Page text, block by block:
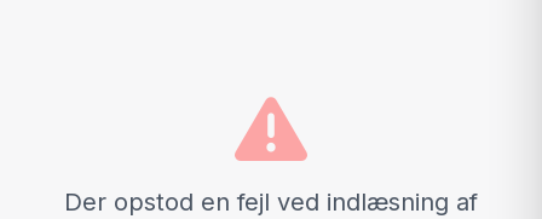
Der opstod en fejl ved indlæsning af